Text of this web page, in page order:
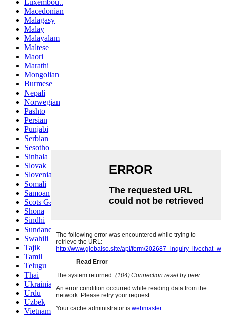
Macedonian
Malagasy
Malay
Malayalam
Maltese
Maori
Marathi
Mongolian
Burmese
Nepali
Norwegian
Pashto
Persian
Punjabi
Serbian
Sesotho
Sinhala
Slovak
Slovenian
Somali
Samoan
Scots Gaelic
Shona
Sindhi
Sundanese
Swahili
Tajik
Tamil
Telugu
Thai
Ukrainian
Urdu
Uzbek
Vietnamese